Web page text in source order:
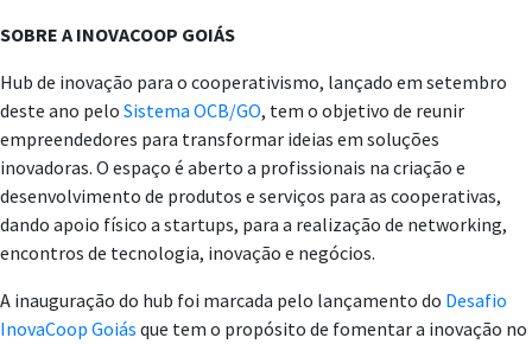
SOBRE A INOVACOOP GOIÁS
Hub de inovação para o cooperativismo, lançado em setembro
deste ano pelo Sistema OCB/GO, tem o objetivo de reunir
empreendedores para transformar ideias em soluções
inovadoras. O espaço é aberto a profissionais na criação e
desenvolvimento de produtos e serviços para as cooperativas,
dando apoio físico a startups, para a realização de networking,
encontros de tecnologia, inovação e negócios.
A inauguração do hub foi marcada pelo lançamento do Desafio
InovaCoop Goiás que tem o propósito de fomentar a inovação no